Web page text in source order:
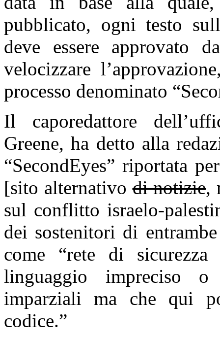
pubblicato, ogni testo
deve essere approvato
velocizzare
processo denominato
Il caporedattore
Greene, ha detto alla
“SecondEyes” riportata
[sito alternativodi notizie,
sul conflitto israelo-
dei sostenitori di
come “rete di
linguaggio impreciso o
imparziali ma che qui
codice.”